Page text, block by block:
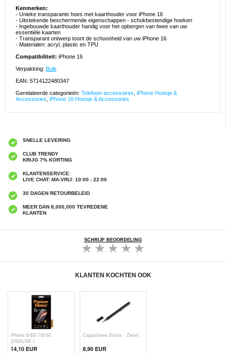
Kenmerken:
- Unieke transparante hoes met kaarthouder voor iPhone 16
- Uitstekende beschermende eigenschappen - schokbestendige hoeken
- Ingebouwde kaarthouder handig voor het opbergen van twee van uw
essentiële kaarten
- Transparant ontwerp toont de schoonheid van uw iPhone 16
- Materialen: acryl, plastic en TPU
Compatibiliteit: iPhone 16
Verpakking: Bulk
EAN: 5714122480347
Gerelateerde categorieën: Telefoon accessoires iPhone Hoesje &
Accessories iPhone 16 Hoesje & Accessories
SNELLE LEVERING
CLUB TRENDY
KRIJG 7% KORTING
KLANTENSERVICE:
LIVE CHAT: MA-VRIJ: 10:00 - 22:00
30 DAGEN RETOURBELEID
MEER DAN 8,000,000 TEVREDENE
KLANTEN
SCHRIJF BEOORDELING
KLANTEN KOCHTEN OOK
iPhone 6/6S/7/8/SE
(2020)/SE (
14,10 EUR
Capacitieve Stylus - Zwart
8,90 EUR